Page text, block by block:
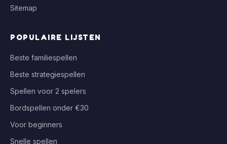
Sitemap
POPULAIRE LIJSTEN
Beste familiespellen
Beste strategiespellen
Spellen voor 2 spelers
Bordspellen onder €30
Voor beginners
Snelle spellen